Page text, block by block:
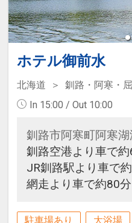
ホテル御前水
北海道
釧路・阿寒・
In 15:00 / Out 10:00
釧路市阿寒町阿寒
釧路空港より車で
JR釧路駅より車で
網走より車で約80分
駐車場あり 大浴場